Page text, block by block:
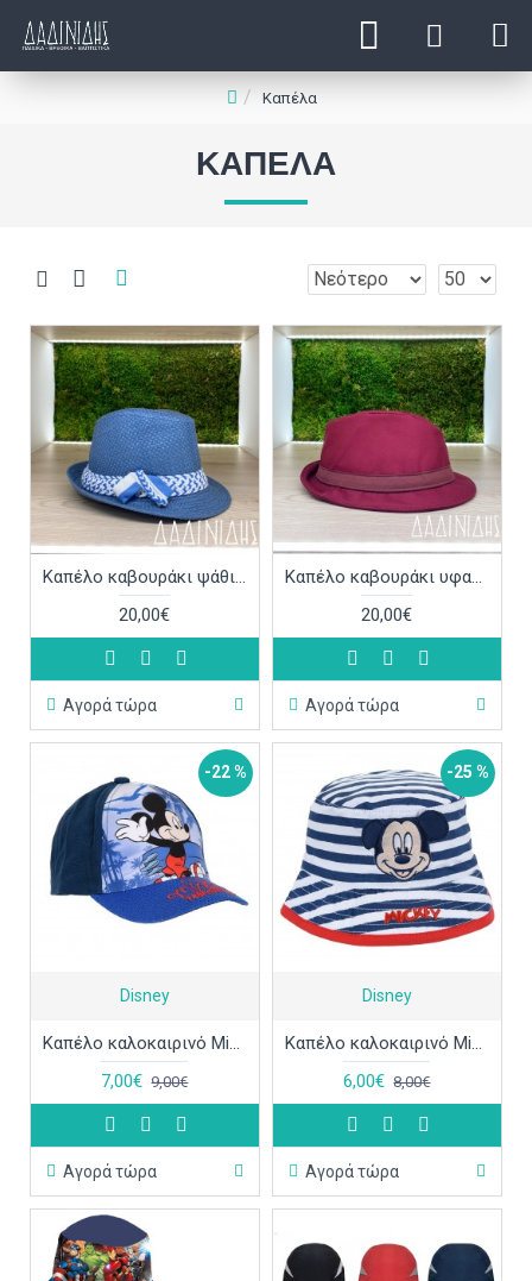
Καπέλα
ΚΑΠΈΛΑ
Καπέλο καβουράκι ψάθινο μπλε ΚΑΠ354
20,00€
Αγορά τώρα
Καπέλο καβουράκι υφασμάτινο ΚΑΠ352
20,00€
Αγορά τώρα
-22 %
Disney
Καπέλο καλοκαιρινό Mickey Mouse Disney ΚΑΠ345
7,00€ 9,00€
Αγορά τώρα
-25 %
Disney
Καπέλο καλοκαιρινό Mickey Mouse Disney ΚΑΠ344
6,00€ 8,00€
Αγορά τώρα